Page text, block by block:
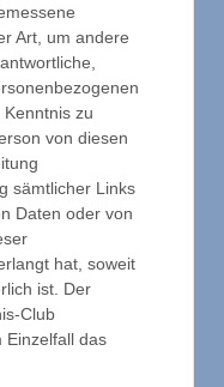
Art, um andere
zu
von diesen
sämtlicher Links
Daten oder von
hat, soweit
ist. Der
Club
Einzelfall das